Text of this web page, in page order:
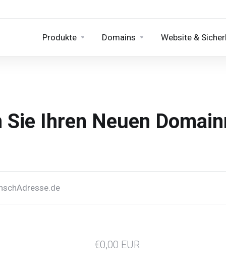
Produkte Domains Website &
Sie Ihren Neuen
€0,00 EUR